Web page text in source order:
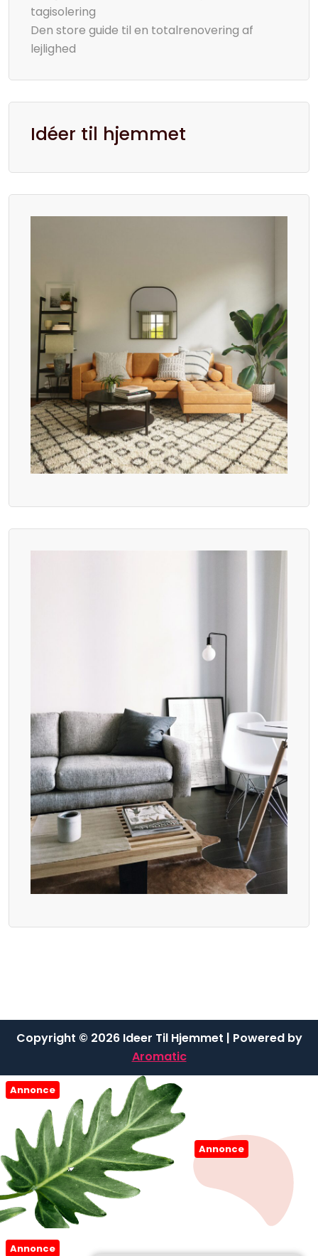
tagisolering
Den store guide til en totalrenovering af
lejlighed
Idéer til hjemmet
Copyright © 2026 Ideer Til Hjemmet | Powered by
Aromatic
Annonce
Annonce
Annonce